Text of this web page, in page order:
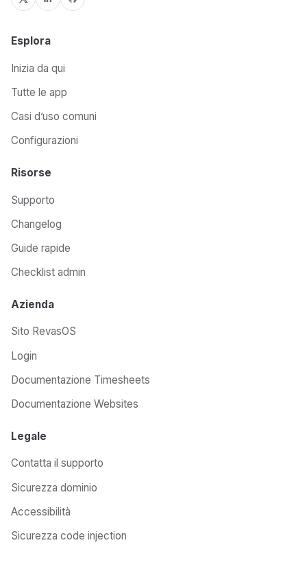
Esplora
Inizia da qui
Tutte le app
Casi d’uso comuni
Configurazioni
Risorse
Supporto
Changelog
Guide rapide
Checklist admin
Azienda
Sito RevasOS
Login
Documentazione Timesheets
Documentazione Websites
Legale
Contatta il supporto
Sicurezza dominio
Accessibilità
Sicurezza code injection